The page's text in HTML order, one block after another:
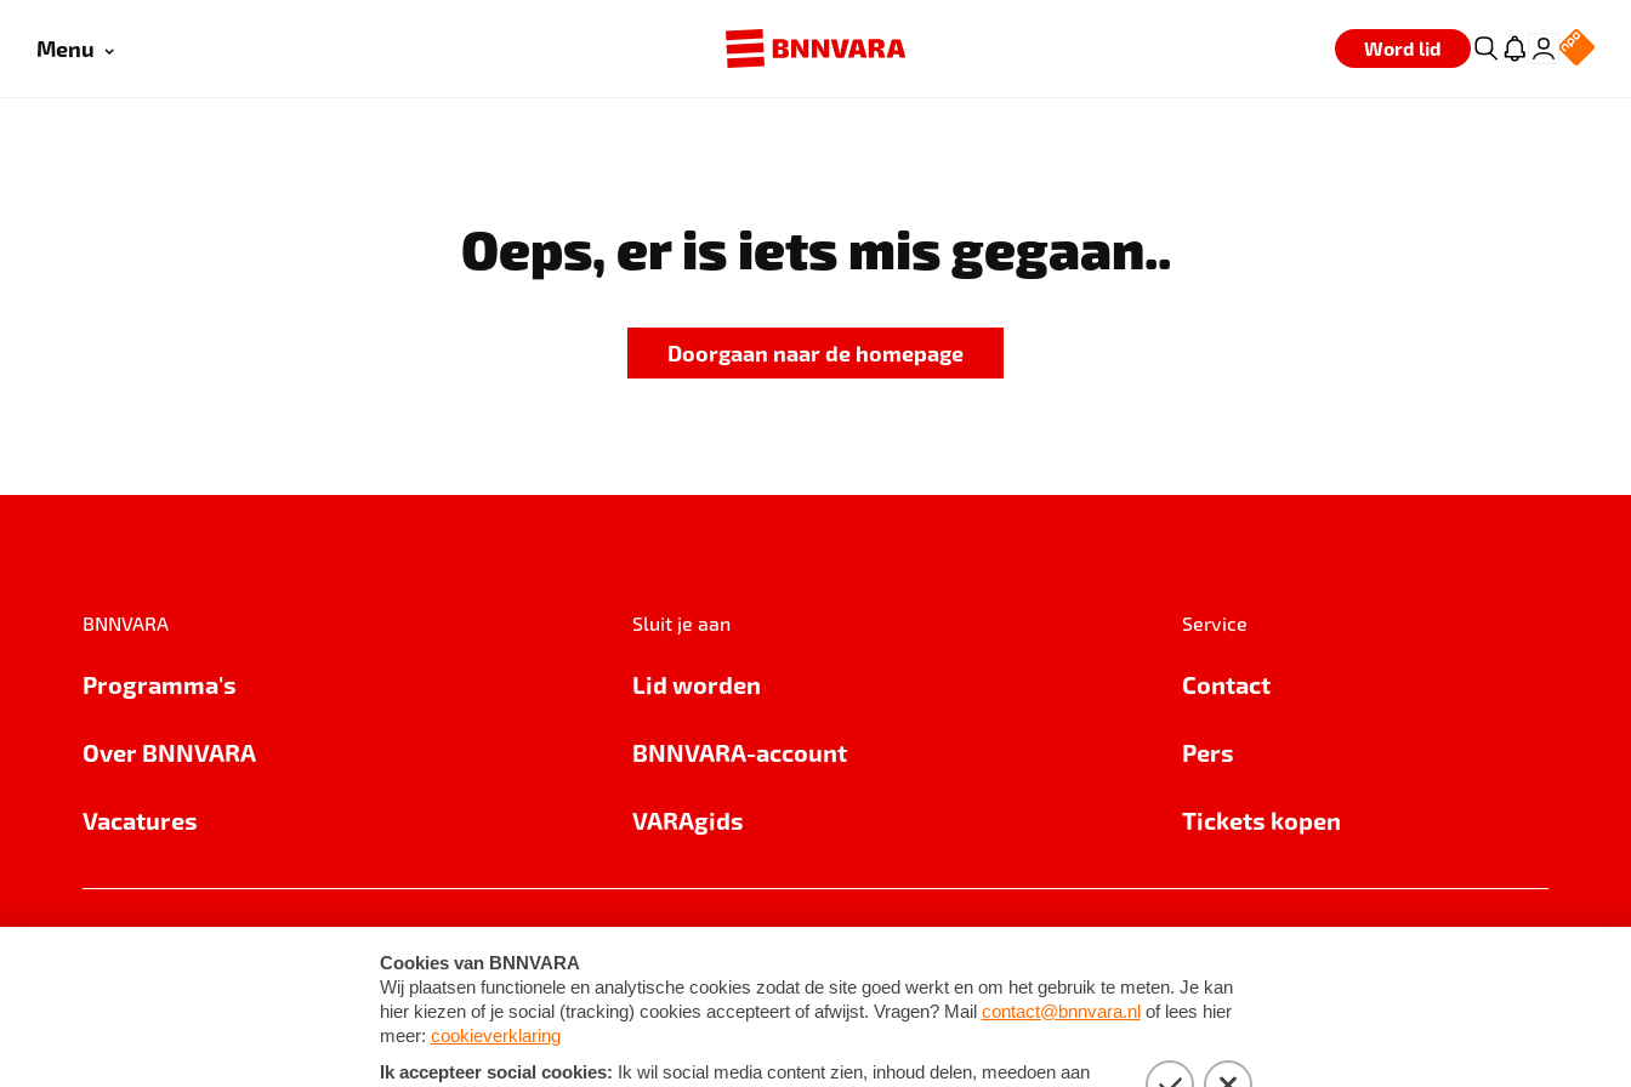
Menu Word lid
Oeps, er is iets mis gegaan..
Doorgaan naar de homepage
BNNVARA
Programma's
Over BNNVARA
Vacatures
Sluit je aan
Lid worden
BNNVARA-account
VARAgids
Service
Contact
Pers
Tickets kopen
Cookie-instellingen Algemene voorwaarden ©2026BNNVARA